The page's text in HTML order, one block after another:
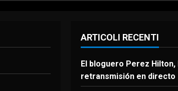
ARTICOLI RECENTI
El bloguero Perez
retransmisión en directo